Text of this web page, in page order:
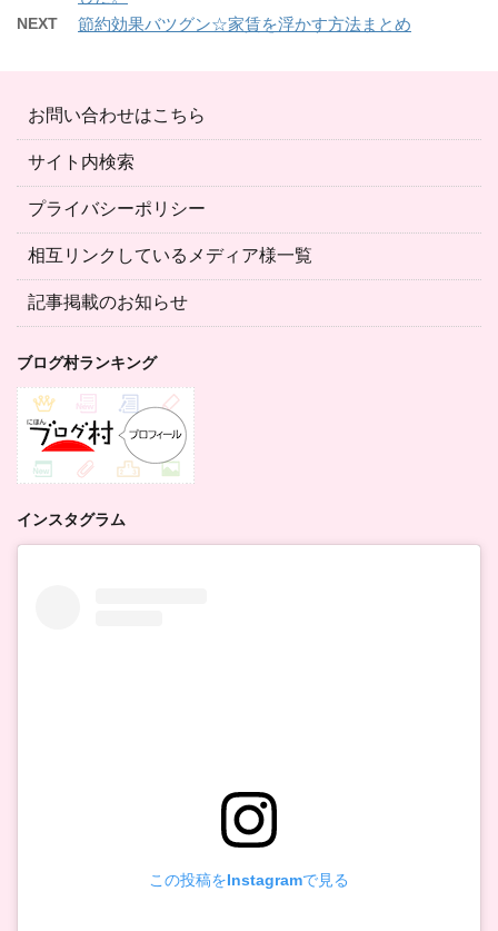
NEXT 節約効果バツグン☆家賃を浮かす方法まとめ
お問い合わせはこちら
サイト内検索
プライバシーポリシー
相互リンクしているメディア様一覧
記事掲載のお知らせ
ブログ村ランキング
インスタグラム
この投稿をInstagramで見る